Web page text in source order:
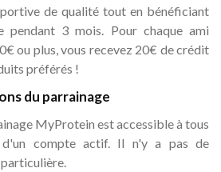
de qualité tout en bénéficiant
3 mois. Pour chaque ami
ou plus, vous recevez 20€ de crédit
préférés !
du parrainage
MyProtein est accessible à tous
d'un compte actif. Il n'y a pas de